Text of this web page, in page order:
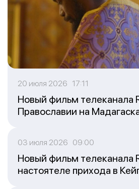
20 июля 2026 17:11
Новый фильм телеканала
Православии на
03 июля 2026 09:00
Новый фильм телеканала
настоятеле прихода в